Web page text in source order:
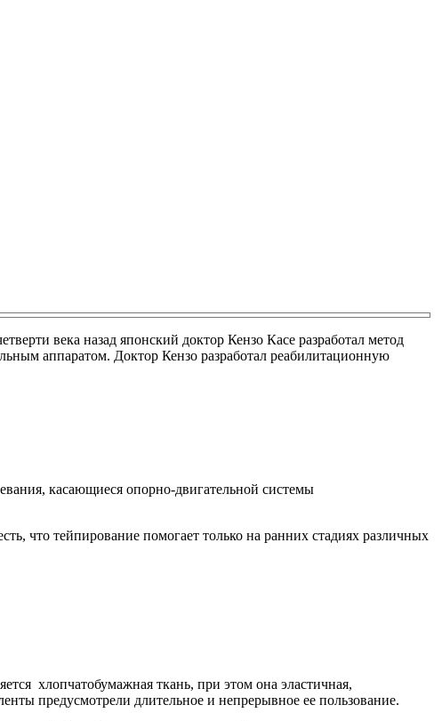
века назад японский доктор Кензо Касе разработал метод
аппаратом. Доктор Кензо разработал реабилитационную
касающиеся опорно-двигательной системы
что тейпирование помогает только на ранних стадиях различных
хлопчатобумажная ткань, при этом она эластичная,
предусмотрели длительное и непрерывное ее пользование.